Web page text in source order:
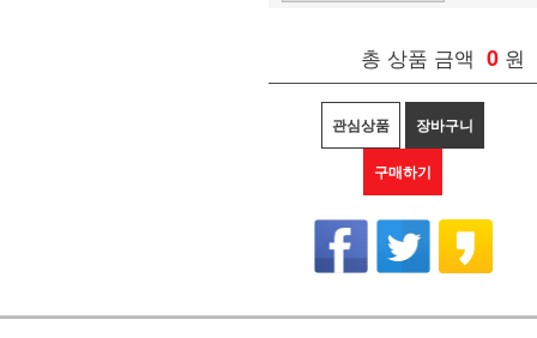
총 상품 금액 0 원
관심상품 장바구니
구매하기